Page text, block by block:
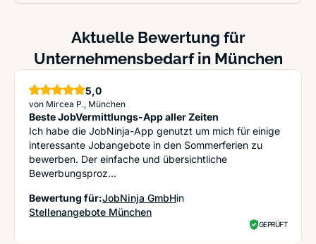
Aktuelle Bewertung für
Unternehmensbedarf in München
5,0Sterne
von Mircea P., München
Beste JobVermittlungs-App aller Zeiten
Ich habe die JobNinja-App genutzt um mich für einige
interessante Jobangebote in den Sommerferien zu
bewerben. Der einfache und übersichtliche
Bewerbungsproz...
Bewertung für:JobNinja GmbHin
Stellenangebote München
GEPRÜFT